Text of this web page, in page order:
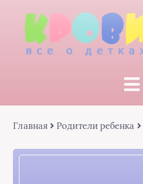
Главная Родители ребенка